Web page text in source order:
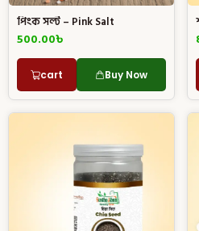
পিংক সল্ট – Pink Salt
500.00৳
cart Buy Now